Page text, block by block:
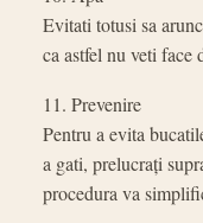
Evitati totusi sa
ca astfel nu veti face
11. Prevenire
Pentru a evita
a gati, prelucrați
procedura va